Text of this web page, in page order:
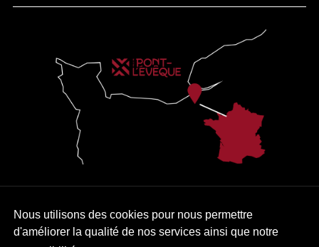
Nous utilisons des cookies pour nous permettre
d'améliorer la qualité de nos services ainsi que notre